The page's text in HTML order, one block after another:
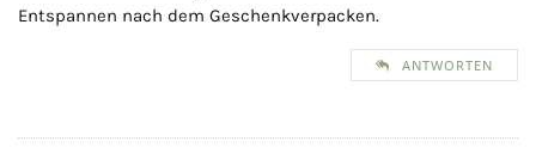
Entspannen nach dem Geschenkverpacken.
ANTWORTEN